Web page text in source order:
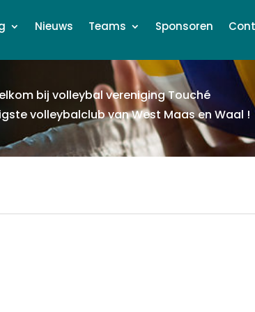
Nieuws Teams Sponsoren
bij volleybal vereniging Touché
volleybalclub van West Maas en Waal !